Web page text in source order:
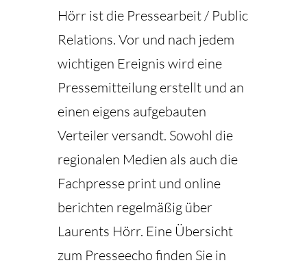
Hörr ist die Pressearbeit / Public
Relations. Vor und nach jedem
wichtigen Ereignis wird eine
Pressemitteilung erstellt und an
einen eigens aufgebauten
Verteiler versandt. Sowohl die
regionalen Medien als auch die
Fachpresse print und online
berichten regelmäßig über
Laurents Hörr. Eine Übersicht
zum Presseecho finden Sie in